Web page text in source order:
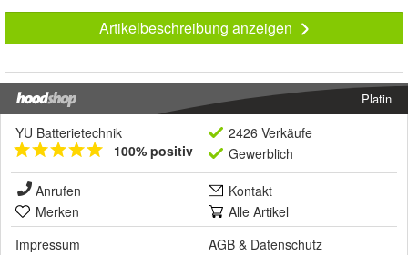
Artikelbeschreibung anzeigen
Platin
YU Batterietechnik
100% positiv
2426 Verkäufe
Gewerblich
Anrufen
Kontakt
Merken
Alle Artikel
Impressum
AGB & Datenschutz